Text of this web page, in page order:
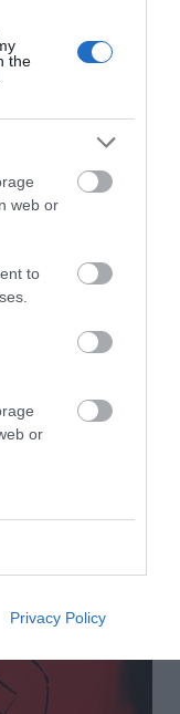
the
web or
to
or
Privacy Policy
και πόσο
μέσα
τοπίου” ο
είχε σχέση με την
είναι τα έργα
έχει μια
πίνακα του